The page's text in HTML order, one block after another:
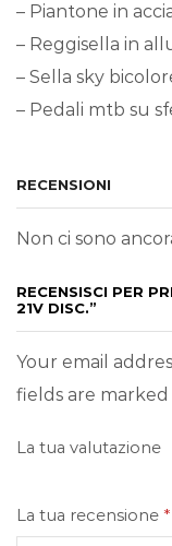
– Piantone in
– Reggisella in
– Sella sky
– Pedali mtb su
RECENSIONI
Non ci sono
RECENSISCI PER
21V DISC.”
Your email
fields are marked
La tua valutazione
La tua recensione *